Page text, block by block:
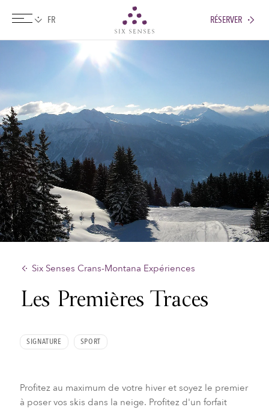
RÉSERVER
Six Senses Crans-Montana Expériences
Les Premières Traces
SIGNATURE SPORT
Profitez au maximum de votre hiver et soyez le premier
à poser vos skis dans la neige. Profitez d'un forfait